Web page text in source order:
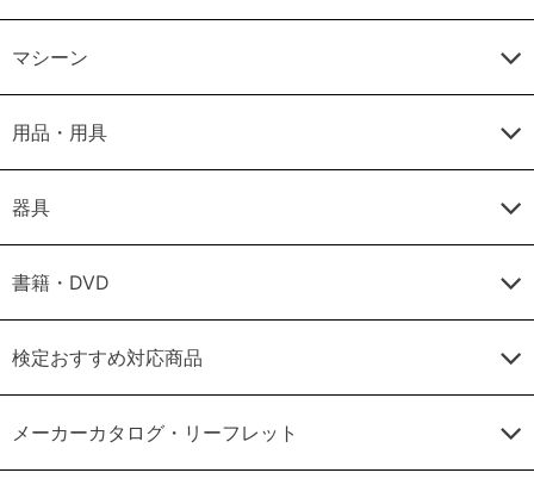
マシーン
用品・用具
器具
書籍・DVD
検定おすすめ対応商品
メーカーカタログ・リーフレット